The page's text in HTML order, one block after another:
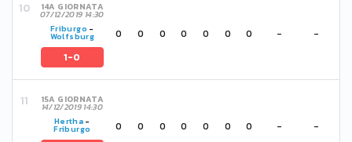
14A GIORNATA
07/12/2019 14:30
Friburgo -
Wolfsburg
1-0
0 0 0 0 0 0 0 - -
15A GIORNATA
14/12/2019 14:30
Hertha -
Friburgo 0 0 0 0 0 0 0 - -